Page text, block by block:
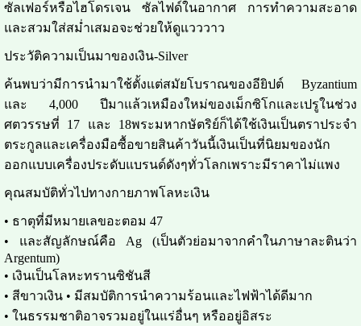
ซัลเฟอร์หรือไฮโดรเจน ซัลไฟด์ในอากาศ การทำความสะอาด
และสวมใส่สม่ำเสมอจะช่วยให้ดูแวววาว
ประวัติความเป็นมาของเงิน-Silver
ค้นพบว่ามีการนำมาใช้ตั้งแต่สมัยโบราณของอียิปต์ Byzantium
และ 4,000 ปีมาแล้วเหมืองใหม่ของเม็กซิโกและเปรูในช่วง
ศตวรรษที่ 17 และ 18พระมหากษัตริย์ก็ได้ใช้เงินเป็นตราประจำ
ตระกูลและเครื่องมือซื้อขายสินค้าวันนี้เงินเป็นที่นิยมของนัก
ออกแบบเครื่องประดับแบรนด์ดังๆทั่วโลกเพราะมีราคาไม่แพง
คุณสมบัติทั่วไปทางกายภาพโลหะเงิน
• ธาตุที่มีหมายเลขอะตอม 47
• และสัญลักษณ์คือ Ag (เป็นตัวย่อมาจากคำในภาษาละตินว่า
Argentum)
• เงินเป็นโลหะทรานซิชันสี
• สีขาวเงิน • มีสมบัติการนำความร้อนและไฟฟ้าได้ดีมาก
• ในธรรมชาติอาจรวมอยู่ในแร่อื่นๆ หรืออยู่อิสระ